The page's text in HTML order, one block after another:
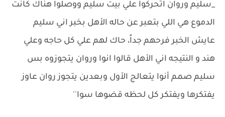
_سليم وروان اتحركوا علي بيت سليم ووصلوا هناك كانت
الدموع هي اللي بتعبر عن حاله الأهل بخبر اني سليم
عايش الخبر فرحهم جداً، حاك لهم علي كل حاجه وعلي
هند و النتيجه اني الأهل قالوا انوا وروان يتجوزوه بس
سليم صمم أنوا يتعالج الأول وبعدين يتجوز روان عاوز
يفتكرها ويفتكر كل لحظه قضوها سوا''